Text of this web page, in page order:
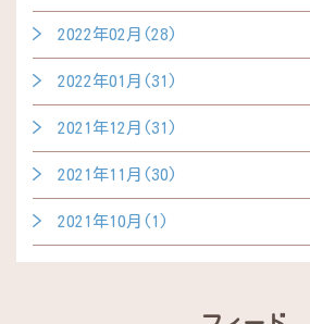
2022年02月(28)
2022年01月(31)
2021年12月(31)
2021年11月(30)
2021年10月(1)